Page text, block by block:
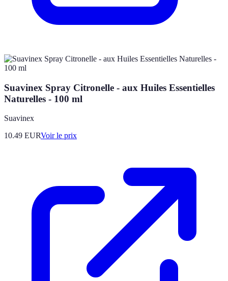
Suavinex Spray Citronelle - aux Huiles Essentielles
Naturelles - 100 ml
Suavinex
10.49 EURVoir le prix